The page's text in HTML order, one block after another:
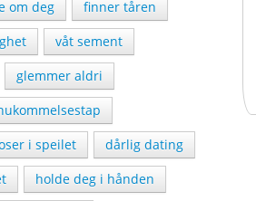
om deg
finner tåren
våt sement
glemmer aldri
i speilet
dårlig dating
holde deg i hånden